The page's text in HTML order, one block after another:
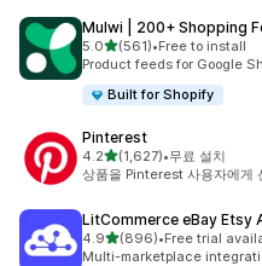
Mulwi | 200+ Shopping
5.0별 5개 중
(561)
총 리뷰 561개
•Free to install
Product feeds for Google
Built for Shopify
Pinterest
4.2별 5개 중
(1,627)
총 리뷰 1627개
•무료 설치
상품을 Pinterest 사용자에게
LitCommerce eBay Etsy
4.9별 5개 중
(896)
총 리뷰 896개
•Free trial
Multi-marketplace